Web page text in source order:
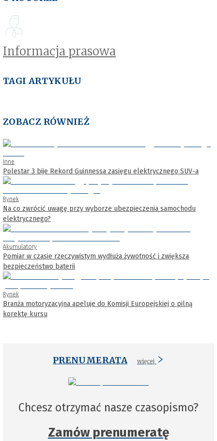
Informacja prasowa
TAGI ARTYKUŁU
ZOBACZ RÓWNIEŻ
Inne
Polestar 3 bije Rekord Guinnessa zasięgu elektrycznego SUV-a
Rynek
Na co zwrócić uwagę przy wyborze ubezpieczenia samochodu
elektrycznego?
Akumulatory
Pomiar w czasie rzeczywistym wydłuża żywotność i zwiększa
bezpieczeństwo baterii
Rynek
Branża motoryzacyjna apeluje do Komisji Europejskiej o pilną
korektę kursu
PRENUMERATA więcej
Chcesz otrzymać nasze czasopismo?
Zamów prenumeratę